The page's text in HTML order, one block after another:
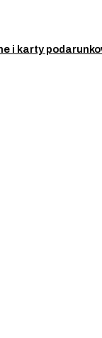
i karty